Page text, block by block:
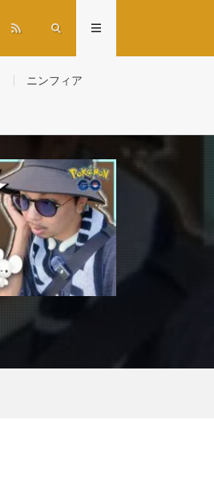
ニンフィア